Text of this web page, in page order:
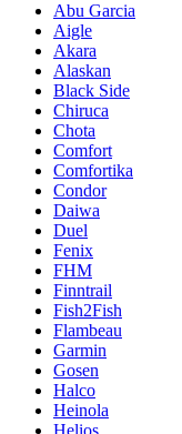
Abu Garcia
Aigle
Akara
Alaskan
Black Side
Chiruca
Chota
Comfort
Comfortika
Condor
Daiwa
Duel
Fenix
FHM
Finntrail
Fish2Fish
Flambeau
Garmin
Gosen
Halco
Heinola
Helios